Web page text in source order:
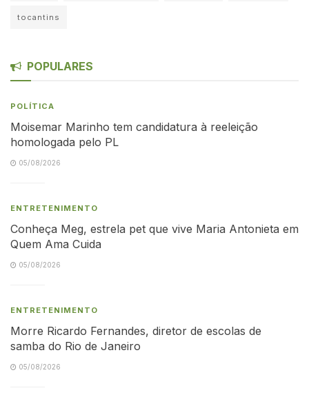
tocantins
POPULARES
POLÍTICA
Moisemar Marinho tem candidatura à reeleição
homologada pelo PL
05/08/2026
ENTRETENIMENTO
Conheça Meg, estrela pet que vive Maria Antonieta em
Quem Ama Cuida
05/08/2026
ENTRETENIMENTO
Morre Ricardo Fernandes, diretor de escolas de
samba do Rio de Janeiro
05/08/2026